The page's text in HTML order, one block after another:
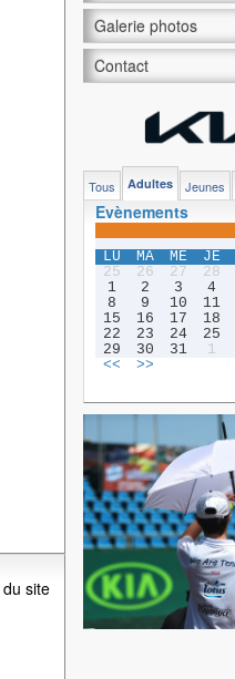
site
Galerie photos
Contact
Tous Adultes Jeunes
Evènements
LU
MA ME JE
25
26 27 28
1
2 3 4
8
9 10 11
15
16 17 18
22
23 24 25
29
30 31 1
<<
>>